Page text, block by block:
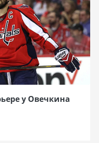
у Овечкина